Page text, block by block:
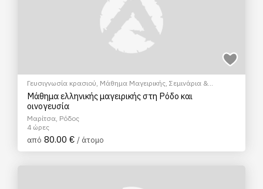
Γευσιγνωσία κρασιού, Μάθημα Μαγειρικής, Σεμινάρια &
Μαθήματα
Μάθημα ελληνικής μαγειρικής στη Ρόδο και
οινογευσία
Μαρίτσα, Ρόδος
4 ώρες
από 80.00 € / άτομο